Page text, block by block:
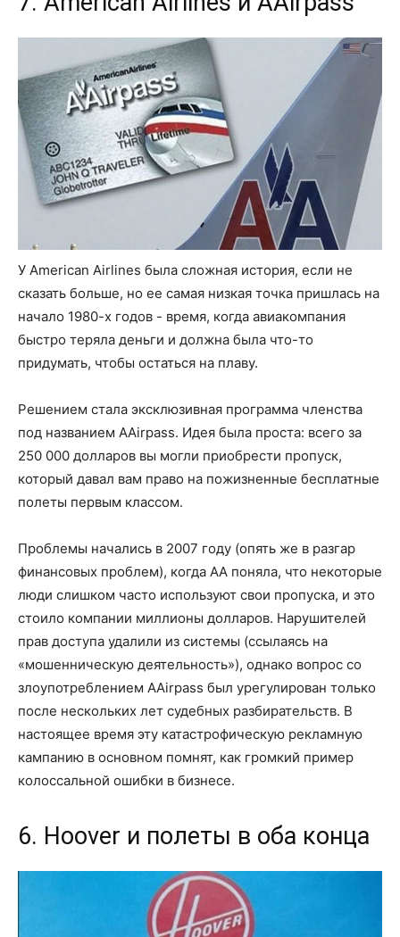
У American Airlines была сложная история, если не
сказать больше, но ее самая низкая точка пришлась на
начало 1980-х годов - время, когда авиакомпания
быстро теряла деньги и должна была что-то
придумать, чтобы остаться на плаву.
Решением стала эксклюзивная программа членства
под названием AAirpass. Идея была проста: всего за
250 000 долларов вы могли приобрести пропуск,
который давал вам право на пожизненные бесплатные
полеты первым классом.
Проблемы начались в 2007 году (опять же в разгар
финансовых проблем), когда AA поняла, что некоторые
люди слишком часто используют свои пропуска, и это
стоило компании миллионы долларов. Нарушителей
прав доступа удалили из системы (ссылаясь на
«мошенническую деятельность»), однако вопрос со
злоупотреблением AAirpass был урегулирован только
после нескольких лет судебных разбирательств. В
настоящее время эту катастрофическую рекламную
кампанию в основном помнят, как громкий пример
колоссальной ошибки в бизнесе.
6. Hoover и полеты в оба конца